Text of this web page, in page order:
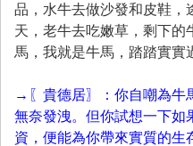
品，水牛去做沙發和皮鞋，
天，老牛去吃嫩草，剩下的
馬，我就是牛馬，踏踏實實
→〖貴德居〗：你自嘲為牛
無奈發洩。但你試想一下如
資，便能為你帶來實質的生